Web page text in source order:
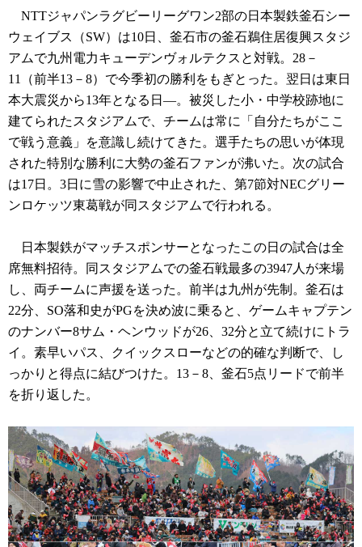
NTTジャパンラグビーリーグワン2部の日本製鉄釜石シー
ウェイブス（SW）は10日、釜石市の釜石鵜住居復興スタジ
アムで九州電力キューデンヴォルテクスと対戦。28－
11（前半13－8）で今季初の勝利をもぎとった。翌日は東日
本大震災から13年となる日―。被災した小・中学校跡地に
建てられたスタジアムで、チームは常に「自分たちがここ
で戦う意義」を意識し続けてきた。選手たちの思いが体現
された特別な勝利に大勢の釜石ファンが沸いた。次の試合
は17日。3日に雪の影響で中止された、第7節対NECグリー
ンロケッツ東葛戦が同スタジアムで行われる。
日本製鉄がマッチスポンサーとなったこの日の試合は全
席無料招待。同スタジアムでの釜石戦最多の3947人が来場
し、両チームに声援を送った。前半は九州が先制。釜石は
22分、SO落和史がPGを決め波に乗ると、ゲームキャプテン
のナンバー8サム・ヘンウッドが26、32分と立て続けにトラ
イ。素早いパス、クイックスローなどの的確な判断で、し
っかりと得点に結びつけた。13－8、釜石5点リードで前半
を折り返した。